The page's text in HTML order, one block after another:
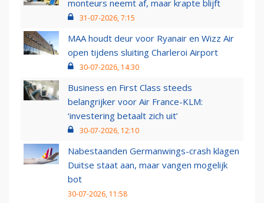
monteurs neemt af, maar krapte blijft
31-07-2026, 7:15
MAA houdt deur voor Ryanair en Wizz Air
open tijdens sluiting Charleroi Airport
30-07-2026, 14:30
Business en First Class steeds
belangrijker voor Air France-KLM:
‘investering betaalt zich uit’
30-07-2026, 12:10
Nabestaanden Germanwings-crash klagen
Duitse staat aan, maar vangen mogelijk
bot
30-07-2026, 11:58